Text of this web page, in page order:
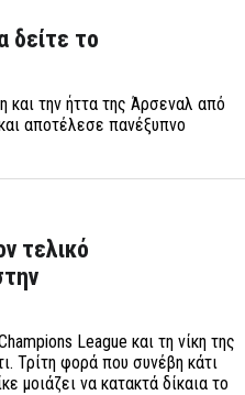
δείτε το
και την ήττα της Άρσεναλ από
αποτέλεσε πανέξυπνο
τελικό
League και τη νίκη της
Τρίτη φορά που συνέβη κάτι
μοιάζει να κατακτά δίκαια το